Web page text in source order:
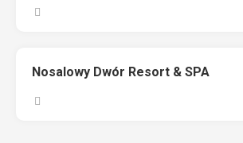
Nosalowy Dwór Resort & SPA